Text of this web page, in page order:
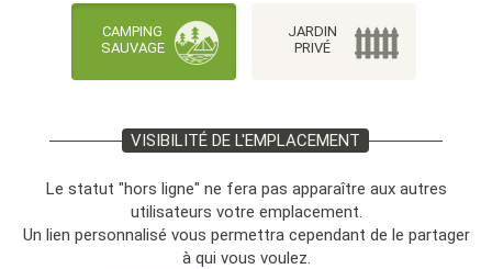
CAMPING
SAUVAGE
JARDIN
PRIVÉ
VISIBILITÉ DE L'EMPLACEMENT
Le statut "hors ligne" ne fera pas apparaître aux autres
utilisateurs votre emplacement.
Un lien personnalisé vous permettra cependant de le partager
à qui vous voulez.